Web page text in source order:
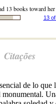
13 books toward
13
Citações
de lo que